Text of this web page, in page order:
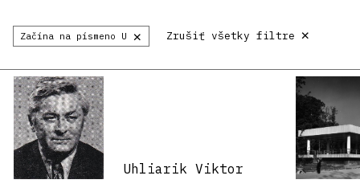
Začína na písmeno U × Zrušiť všetky filtre ×
Uhliarik Viktor